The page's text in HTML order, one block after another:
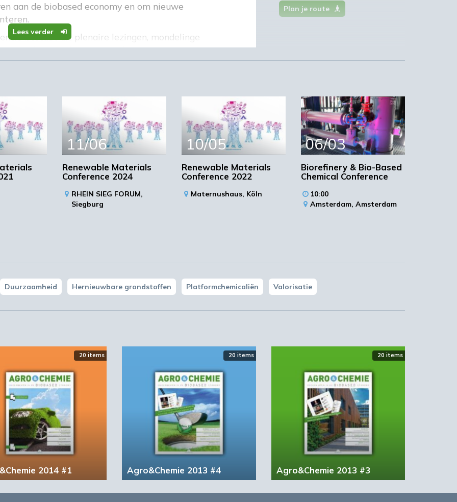
Lees verder
aan de biobased economy en om nieuwe
bestaat uit plenaire lezingen, mondelinge
Bedrijven en onderzoeksorganisaties krijgen
te organiseren.
staan de
organismen
early bird korting!
Plan je route
11/06
Renewable Materials
Conference 2024
RHEIN SIEG FORUM,
Siegburg
10/05
Renewable Materials
Conference 2022
Maternushaus, Köln
06/03
Biorefinery & Bio-Based
Chemical Conference
10:00
Amsterdam, Amsterdam
Duurzaamheid Hernieuwbare grondstoffen Platformchemicaliën Valorisatie
20 items
2014 #1
20 items
Agro&Chemie 2013 #4
20 items
Agro&Chemie 2013 #3